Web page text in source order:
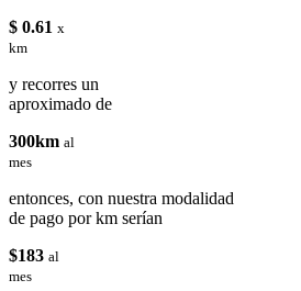
$ 0.61 x
km
y recorres un
aproximado de
300km al
mes
entonces, con nuestra modalidad
de pago por km serían
$183 al
mes